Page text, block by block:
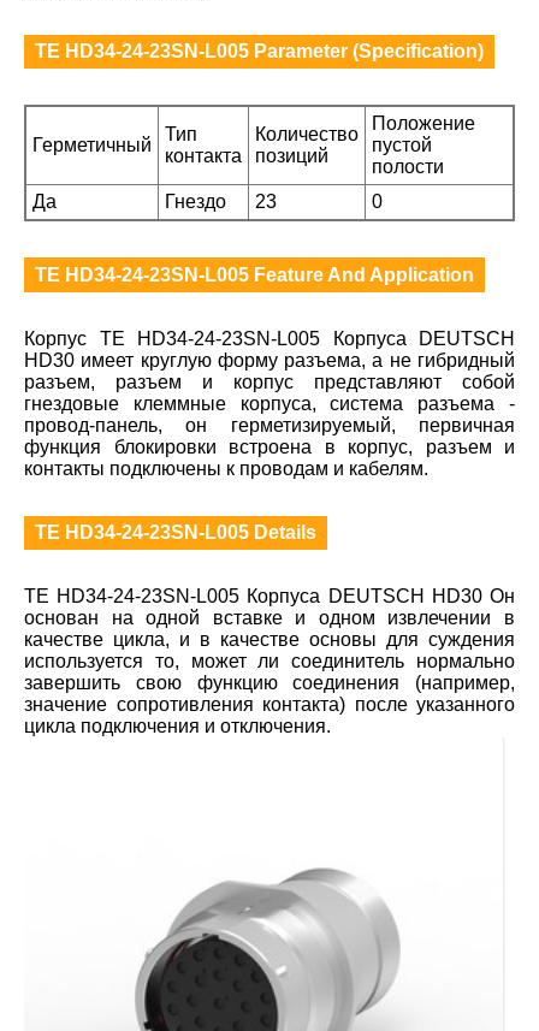
TE HD34-24-23SN-L005 Parameter (Specification)
Герметичный
Тип
контакта
Количество
позиций
Положение
пустой
полости
Да
Гнездо 23 0
TE HD34-24-23SN-L005 Feature And Application
Корпус TE HD34-24-23SN-L005 Корпуса DEUTSCH
HD30 имеет круглую форму разъема, а не гибридный
разъем, разъем и корпус представляют собой
гнездовые клеммные корпуса, система разъема -
провод-панель, он герметизируемый, первичная
функция блокировки встроена в корпус, разъем и
контакты подключены к проводам и кабелям.
TE HD34-24-23SN-L005 Details
TE HD34-24-23SN-L005 Корпуса DEUTSCH HD30 Он
основан на одной вставке и одном извлечении в
качестве цикла, и в качестве основы для суждения
используется то, может ли соединитель нормально
завершить свою функцию соединения (например,
значение сопротивления контакта) после указанного
цикла подключения и отключения.